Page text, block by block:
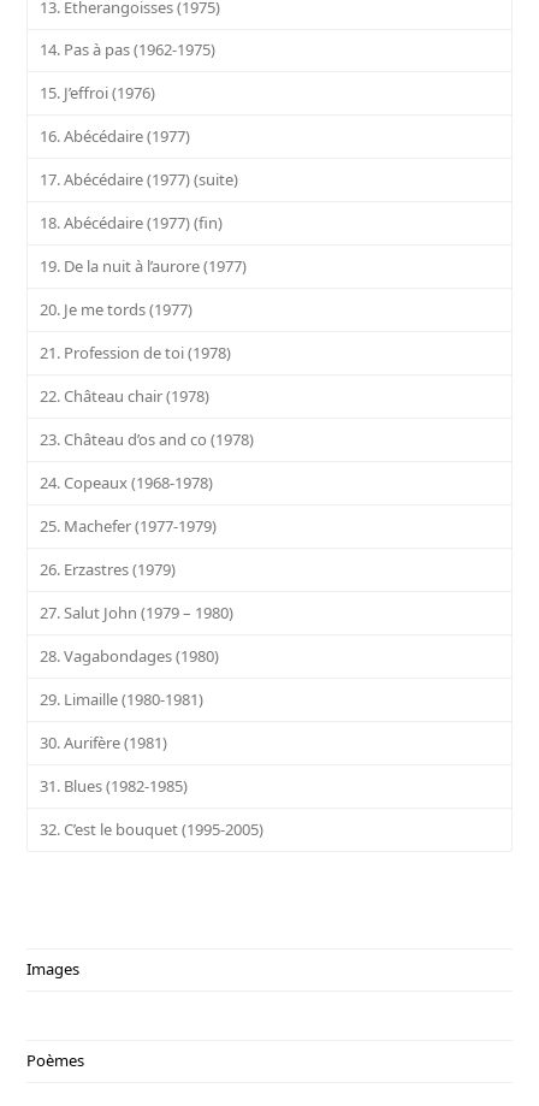
13. Etherangoisses (1975)
14. Pas à pas (1962-1975)
15. J’effroi (1976)
16. Abécédaire (1977)
17. Abécédaire (1977) (suite)
18. Abécédaire (1977) (fin)
19. De la nuit à l’aurore (1977)
20. Je me tords (1977)
21. Profession de toi (1978)
22. Château chair (1978)
23. Château d’os and co (1978)
24. Copeaux (1968-1978)
25. Machefer (1977-1979)
26. Erzastres (1979)
27. Salut John (1979 – 1980)
28. Vagabondages (1980)
29. Limaille (1980-1981)
30. Aurifère (1981)
31. Blues (1982-1985)
32. C’est le bouquet (1995-2005)
Images
Poèmes